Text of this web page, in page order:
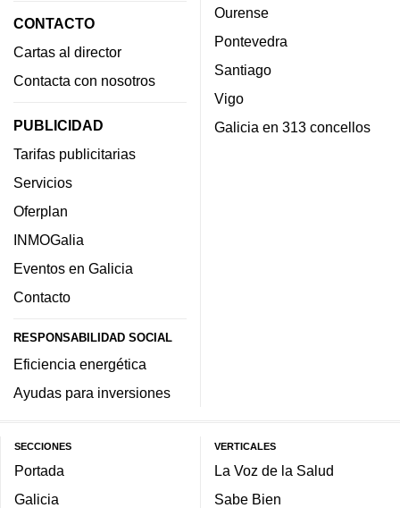
CONTACTO
Cartas al director
Contacta con nosotros
PUBLICIDAD
Tarifas publicitarias
Servicios
Oferplan
INMOGalia
Eventos en Galicia
Contacto
RESPONSABILIDAD SOCIAL
Eficiencia energética
Ayudas para inversiones
Ourense
Pontevedra
Santiago
Vigo
Galicia en 313 concellos
SECCIONES
Portada
Galicia
VERTICALES
La Voz de la Salud
Sabe Bien